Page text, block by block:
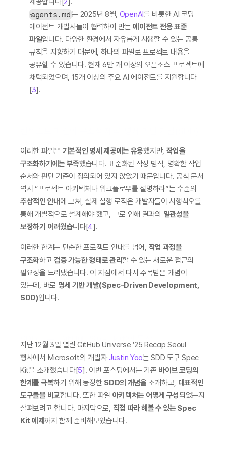
agents.md는 2025년 8월, OpenAI를 비롯한 AI 코딩
에이전트 개발사들이 협력하여 만든 에이전트 전용 표준
파일입니다. 다양한 환경에서 자유롭게 사용할 수 있는 공통
규칙을 지향하기 때문에, 하나의 파일로 프로젝트 내용을
공유할 수 있습니다. 현재 6만 개 이상의 오픈소스 프로젝트에
채택되었으며, 15개 이상의 주요 AI 에이전트를 지원합니다
[3].
이 필요한 이유
이러한 파일은 기본적인 명세 제공에는 유용했지만, 작업을
구조화하기에는 부족했습니다. 표준화된 작성 방식, 명확한 작업
순서와 판단 기준이 정의되어 있지 않았기 때문입니다. 공식 문서
추상적인 안내 에 그쳐, 실제 실행 로직은 개발자들이 시행착오를
통해 개별적으로 설계해야 했고, 그로 인해 결과의 일관성을
보장하기 어려웠습니다[4].
이러한 한계는 단순한 프로젝트 안내를 넘어, 작업 과정을
구조화하고 검증 가능한 형태로 관리할 수 있는 새로운 접근의
필요성을 드러냈습니다. 이 지점에서 다시 주목받은 개념이
있는데, 바로 명세 기반 개발(Spec-Driven Development,
SDD)입니다.
SDD 도구: GitHub ‘Spec Kit’의 등장
지난 12월 3일 열린 GitHub Universe ’25 Recap Seoul
행사에서 Microsoft의 개발자 Justin Yoo는 SDD 도구 Spec
Kit을 소개했습니다[5]. 이번 포스팅에서는 기존 바이브 코딩의
한계를 극복하기 위해 등장한 SDD의 개념을 소개하고, 대표적인
도구들을 비교합니다. 또한 파일 아키텍처는 어떻게 구성되었는지
살펴보려고 합니다. 마지막으로, 직접 따라 해볼 수 있는 Spec
Kit 예제까지 함께 준비해보았습니다.